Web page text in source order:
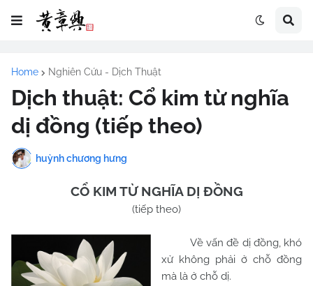
Home Nghiên Cứu - Dịch Thuật
Dịch thuật: Cổ kim từ nghĩa
dị đồng (tiếp theo)
huỳnh chương hưng
CỔ KIM TỪ NGHĨA DỊ ĐỒNG
(tiếp theo)
Về vấn đề dị đồng, khó
xử không phải ở chỗ đồng
mà là ở chỗ dị.